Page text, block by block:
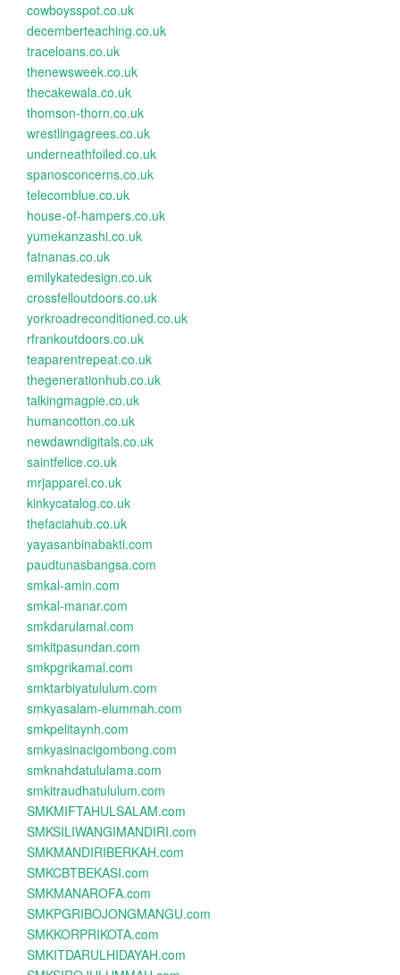
cowboysspot.co.uk
decemberteaching.co.uk
traceloans.co.uk
thenewsweek.co.uk
thecakewala.co.uk
thomson-thorn.co.uk
wrestlingagrees.co.uk
underneathfoiled.co.uk
spanosconcerns.co.uk
telecomblue.co.uk
house-of-hampers.co.uk
yumekanzashi.co.uk
fatnanas.co.uk
emilykatedesign.co.uk
crossfelloutdoors.co.uk
yorkroadreconditioned.co.uk
rfrankoutdoors.co.uk
teaparentrepeat.co.uk
thegenerationhub.co.uk
talkingmagpie.co.uk
humancotton.co.uk
newdawndigitals.co.uk
saintfelice.co.uk
mrjapparel.co.uk
kinkycatalog.co.uk
thefaciahub.co.uk
yayasanbinabakti.com
paudtunasbangsa.com
smkal-amin.com
smkal-manar.com
smkdarulamal.com
smkitpasundan.com
smkpgrikamal.com
smktarbiyatululum.com
smkyasalam-elummah.com
smkpelitaynh.com
smkyasinacigombong.com
smknahdatululama.com
smkitraudhatululum.com
SMKMIFTAHULSALAM.com
SMKSILIWANGIMANDIRI.com
SMKMANDIRIBERKAH.com
SMKCBTBEKASI.com
SMKMANAROFA.com
SMKPGRIBOJONGMANGU.com
SMKKORPRIKOTA.com
SMKITDARULHIDAYAH.com